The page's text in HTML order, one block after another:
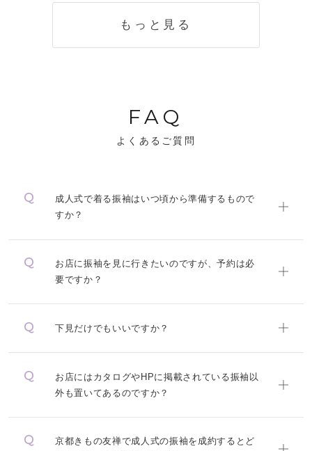
もっと見る
FAQ
よくあるご質問
成人式で着る振袖はいつ頃から準備するもので
すか？
お店に振袖を見に行きたいのですが、予約は必
要ですか？
下見だけでもいいですか？
お店にはカタログやHPに掲載されている振袖以
外も置いてあるのですか？
京都きもの友禅で成人式の振袖を成約するとど